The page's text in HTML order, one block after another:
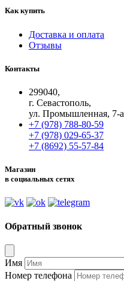
Как купить
Доставка и оплата
Отзывы
Контакты
299040,
г. Севастополь,
ул. Промышленная, 7-а
+7 (978) 788-80-59
+7 (978) 029-65-37
+7 (8692) 55-57-84
Магазин
в социальных сетях
Обратный звонок
Имя
Номер телефона